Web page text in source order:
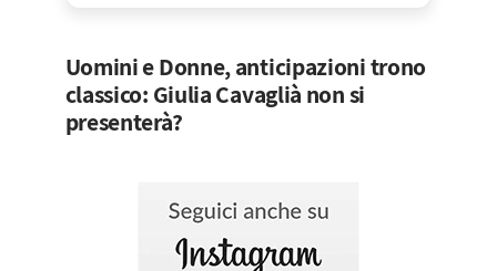
Uomini e Donne, anticipazioni trono
classico: Giulia Cavaglià non si
presenterà?